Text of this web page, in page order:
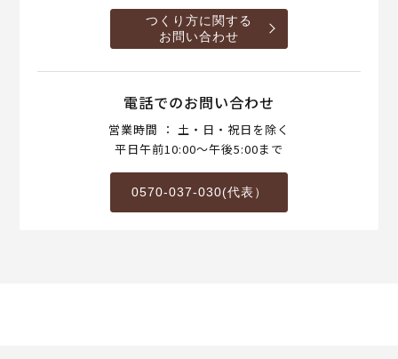
つくり方に関する
お問い合わせ
電話でのお問い合わせ
営業時間 ： 土・日・祝日を除く
平日午前10:00～午後5:00まで
0570-037-030(代表）